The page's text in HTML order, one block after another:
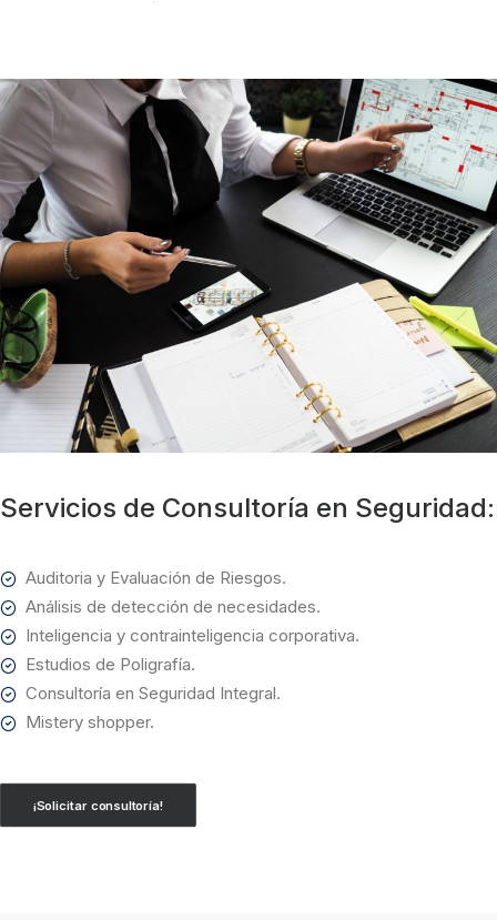
Servicios de Consultoría en Seguridad:
Auditoria y Evaluación de Riesgos.
Análisis de detección de necesidades.
Inteligencia y contrainteligencia corporativa.
Estudios de Poligrafía.
Consultoría en Seguridad Integral.
Mistery shopper.
¡Solicitar consultoría!